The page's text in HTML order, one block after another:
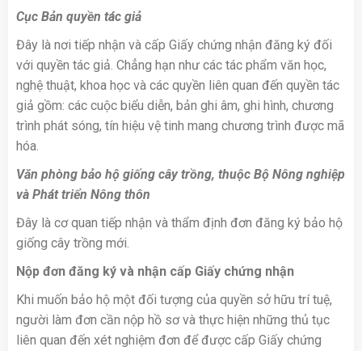
Cục Bản quyền tác giả
Đây là nơi tiếp nhận và cấp Giấy chứng nhận đăng ký đối
với quyền tác giả. Chẳng hạn như các tác phẩm văn học,
nghệ thuật, khoa học và các quyền liên quan đến quyền tác
giả gồm: các cuộc biểu diễn, bản ghi âm, ghi hình, chương
trình phát sóng, tín hiệu vệ tinh mang chương trình được mã
hóa.
Văn phòng bảo hộ giống cây trồng, thuộc Bộ Nông nghiệp
và Phát triển Nông thôn
Đây là cơ quan tiếp nhận và thẩm định đơn đăng ký bảo hộ
giống cây trồng mới.
Nộp đơn đăng ký và nhận cấp Giấy chứng nhận
Khi muốn bảo hộ một đối tượng của quyền sở hữu trí tuệ,
người làm đơn cần nộp hồ sơ và thực hiện những thủ tục
liên quan đến xét nghiệm đơn để được cấp Giấy chứng